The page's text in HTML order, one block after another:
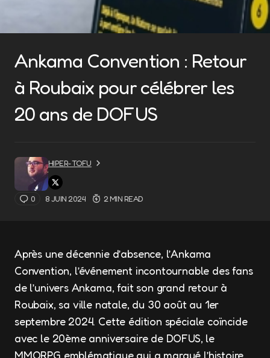
Ankama Convention : Retour
à Roubaix pour célébrer les
20 ans de DOFUS
HIPER-TOFU
0 8 JUIN 2024 2 MIN READ
Après une décennie d’absence, l’Ankama
Convention, l’événement incontournable des fans
de l’univers Ankama, fait son grand retour à
Roubaix, sa ville natale, du 30 août au 1er
septembre 2024. Cette édition spéciale coïncide
avec le 20ème anniversaire de DOFUS, le
MMORPG emblématique qui a marqué l’histoire